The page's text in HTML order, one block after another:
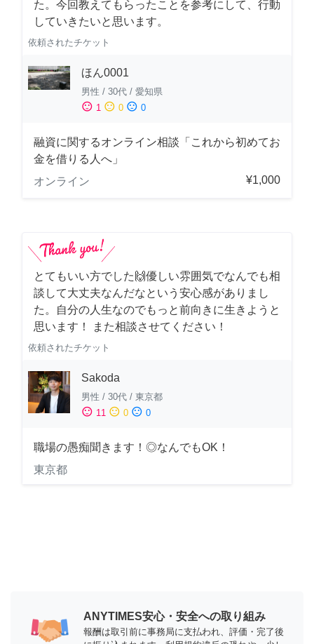
た。今回教えてもらったことを参考にして、行動
していきたいと思います。
依頼されたチケット
ほん0001
男性 / 30代 / 愛知県
sentiment_satisfied 1 sentiment_neutral 0 sentiment_dissatisfied 0
融資に関するオンライン相談「これから初めてお
金を借りる人へ」
オンライン
¥1,000
とてもいい方でした🙌優しい雰囲気でなんでも相
談して大丈夫なんだなという安心感がありまし
た。自分の人生なのでもっと前向きに生きようと
思います！ また相談させてください！
依頼されたチケット
Sakoda
男性 / 30代 / 東京都
sentiment_satisfied 11 sentiment_neutral 0 sentiment_dissatisfied 0
職場の愚痴聞きます！◎なんでもOK！
東京都
ANYTIMES安心・安全への取り組み
報酬は取引前に事務局に支払われ、評価・完了後